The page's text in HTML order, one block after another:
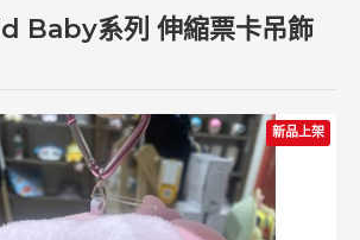
Baby系列 伸縮票卡吊飾
新品上架